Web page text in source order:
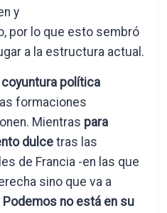
y
por lo que esto sembró
a la estructura actual.
coyuntura política
formaciones
Mientras para
dulcetras las
de Francia -en las que
sino que va a
Podemos no está en su